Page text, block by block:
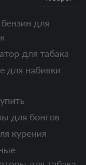
для
для табака
для набивки
для бонгов
курения